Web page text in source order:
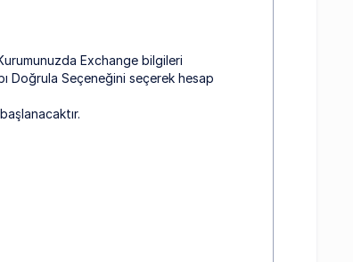
Exchange bilgileri
Doğrula Seçeneğini seçerek hesap